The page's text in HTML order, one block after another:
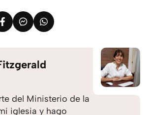
del Ministerio de la
iglesia y hago